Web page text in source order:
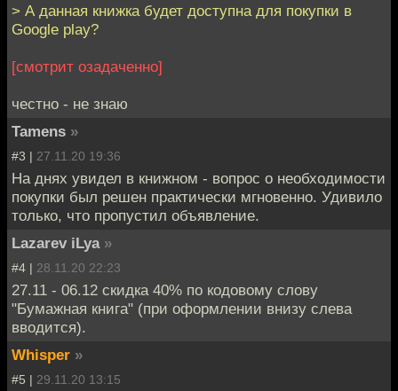
> А данная книжка будет доступна для покупки в
Google play?
[смотрит озадаченно]
честно - не знаю
Tamens »
#3 | 27.11.20 19:36
На днях увидел в книжном - вопрос о необходимости
покупки был решен практически мгновенно. Удивило
только, что пропустил объявление.
Lazarev iLya »
#4 | 28.11.20 22:23
27.11 - 06.12 скидка 40% по кодовому слову
"Бумажная книга" (при оформлении внизу слева
вводится).
Whisper »
#5 | 29.11.20 13:15